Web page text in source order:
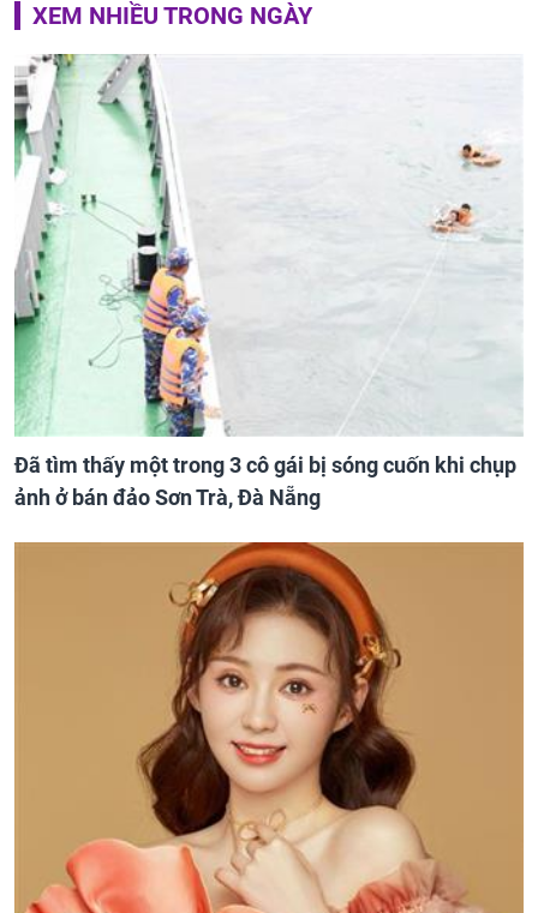
XEM NHIỀU TRONG NGÀY
Đã tìm thấy một trong 3 cô gái bị sóng cuốn khi chụp
ảnh ở bán đảo Sơn Trà, Đà Nẵng